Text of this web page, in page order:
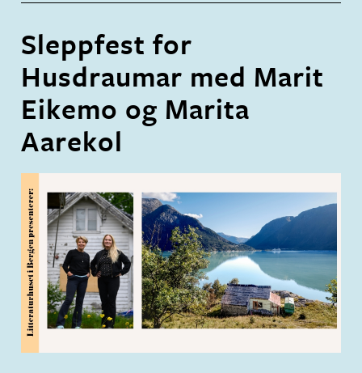
Sleppfest for
Husdraumar med Marit
Eikemo og Marita
Aarekol